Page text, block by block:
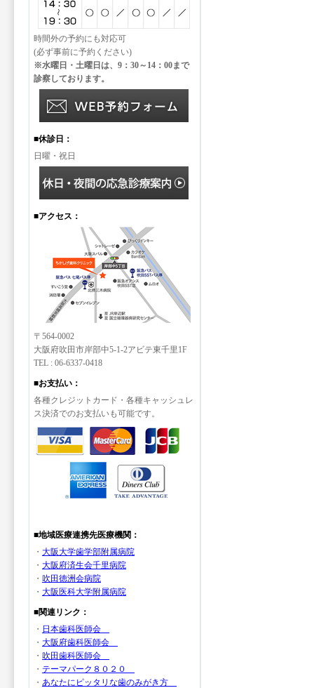
時間外の予約にも対応可
(必ず事前に予約ください)
※水曜日・土曜日は、9：30～14：00まで
診察しております。
■休診日：
日曜・祝日
■アクセス：
〒564-0002
大阪府吹田市岸部中5-1-2アビテ東千里1F
TEL : 06-6337-0418
■お支払い：
各種クレジットカード・各種キャッシュレ
ス決済でのお支払いも可能です。
■地域医療連携先医療機関：
・ 大阪大学歯学部附属病院
・ 大阪府済生会千里病院
・ 吹田徳洲会病院
・ 大阪医科大学附属病院
■関連リンク：
・ 日本歯科医師会
・ 大阪府歯科医師会
・ 吹田歯科医師会
・ テーマパーク８０２０
・ あなたにピッタリな歯のみがき方